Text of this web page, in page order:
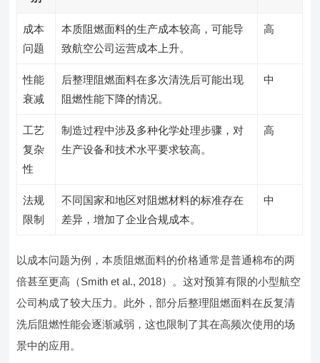
成本
问题
本质阻燃面料的生产成本较高，可能导
致航空公司运营成本上升。
高
性能
衰减
后整理阻燃面料在多次清洗后可能出现
阻燃性能下降的情况。
中
工艺
复杂
性
制造过程中涉及多种化学处理步骤，对
生产设备和技术水平要求较高。
高
法规
限制
不同国家和地区对阻燃材料的标准存在
差异，增加了企业合规成本。
中
以成本问题为例，本质阻燃面料的价格通常是普通棉布的两
倍甚至更高（Smith et al., 2018）。这对预算有限的小型航空
公司构成了较大压力。此外，部分后整理阻燃面料在反复清
洗后阻燃性能会逐渐减弱，这也限制了其在高频次使用的场
景中的应用。